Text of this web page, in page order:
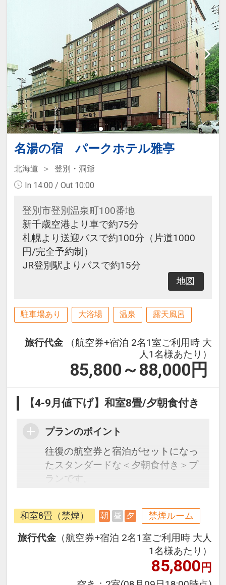
名湯の宿 パークホテル雅亭
北海道
登別・洞爺
In 14:00 / Out 10:00
登別市登別温泉町100番地
新千歳空港より車で約75分
札幌より送迎バスで約100分（片道1000
円/完全予約制）
JR登別駅よりバスで約15分
地図
駐車場あり 大浴場 温泉 露天風呂
旅行代金
（航空券+宿泊 2名1室ご利用時 大
人1名様あたり）
85,800～88,000 円
【4-9月値下げ】和室8畳/夕朝食付き
プランのポイント
往復の航空券と宿泊がセットになっ
たスタンダードな＜夕朝食付き＞プ
ランです。
できるダイナミックパッケージだか
ら、一都市滞在はもちろん周遊旅行
にも最適！
旅行期間中の1泊だけの宿泊や延
泊・飛び泊なども自由自在です。
フライトは、安心のJAL（または
和室8畳（禁煙） 朝 昼 夕 禁煙ルーム
旅行代金 （航空券+宿泊 2名1室ご利用時 大人
1名様あたり）
85,800円